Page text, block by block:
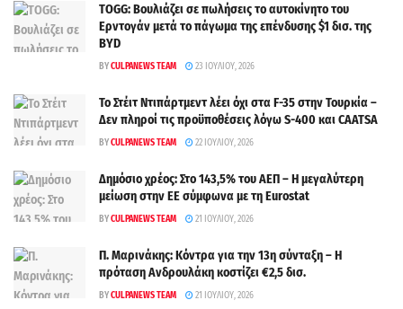
TOGG: Βουλιάζει σε πωλήσεις το αυτοκίνητο του
Ερντογάν μετά το πάγωμα της επένδυσης $1 δισ. της
BYD
BYCULPANEWS TEAM 23 ΙΟΥΛΊΟΥ, 2026
Το Στέιτ Ντιπάρτμεντ λέει όχι στα F-35 στην Τουρκία –
Δεν πληροί τις προϋποθέσεις λόγω S-400 και CAATSA
BYCULPANEWS TEAM 22 ΙΟΥΛΊΟΥ, 2026
Δημόσιο χρέος: Στο 143,5% του ΑΕΠ – Η μεγαλύτερη
μείωση στην ΕΕ σύμφωνα με τη Eurostat
BYCULPANEWS TEAM 21 ΙΟΥΛΊΟΥ, 2026
Π. Μαρινάκης: Κόντρα για την 13η σύνταξη – Η
πρόταση Ανδρουλάκη κοστίζει €2,5 δισ.
BYCULPANEWS TEAM 21 ΙΟΥΛΊΟΥ, 2026